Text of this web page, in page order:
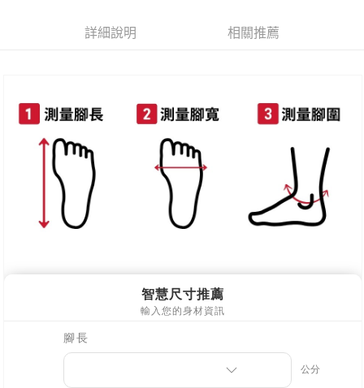
離島郵局配送
每筆NT$90，滿NT$999(含以上)免運費
【宇迅國際】限一般住址，不支援智能櫃 查看運費
詳細說明 相關推薦